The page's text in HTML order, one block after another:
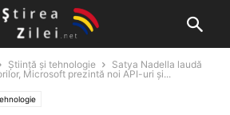
Știință și tehnologie
Satya Nadella laudă
Microsoft prezintă noi API-uri și...